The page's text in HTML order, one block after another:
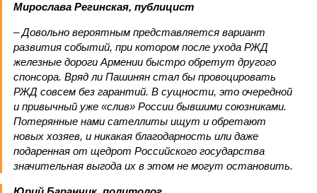
Мирослава Регинская, публицист
– Довольно вероятным представляется вариант
развития событий, при котором после ухода РЖД
железные дороги Армении быстро обретут другого
спонсора. Вряд ли Пашинян стал бы провоцировать
РЖД совсем без гарантий. В сущности, это очередной
и привычный уже «слив» России бывшими союзниками.
Потерянные нами сателлиты ищут и обретают
новых хозяев, и никакая благодарность или даже
подаренная от щедрот Российского государства
значительная выгода их в этом не могут остановить.